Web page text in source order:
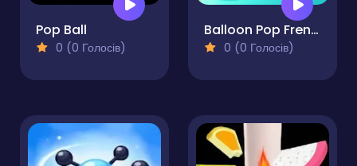
Pop Ball
0 (0 Голосів)
Balloon Pop Frenzy
0 (0 Голосів)